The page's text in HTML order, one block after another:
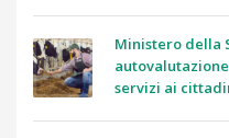
Ministero della
servizi ai